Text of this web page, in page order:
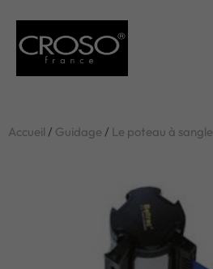
Accueil / Guidage / Le poteau à sangle